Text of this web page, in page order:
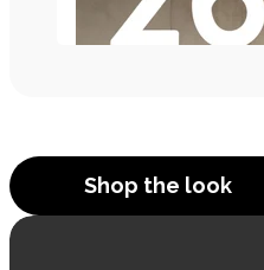
Shop the look